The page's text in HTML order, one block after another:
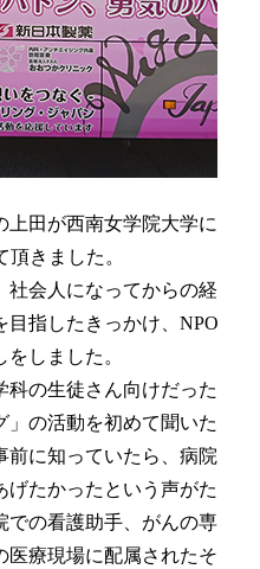
上田が西南女学院大学に
頂きました。
社会人になってからの経
指したきっかけ、NPO
しました。
科の生徒さん向けだった
」の活動を初めて聞いた
前に知っていたら、病院
げたかったという声がた
での看護助手、がんの専
医療現場に配属されたそ